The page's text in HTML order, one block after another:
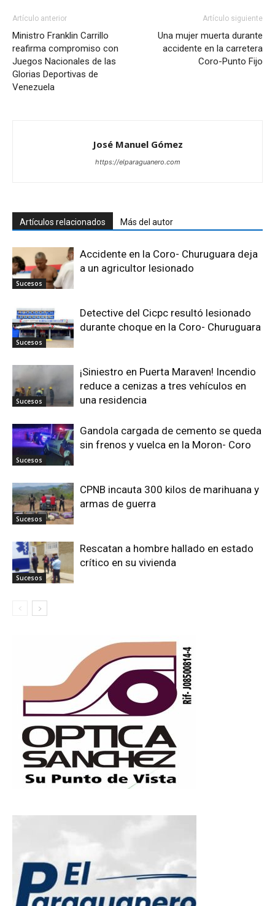
Artículo anterior
Ministro Franklin Carrillo
reafirma compromiso con
Juegos Nacionales de las
Glorias Deportivas de
Venezuela
Artículo siguiente
Una mujer muerta durante
accidente en la carretera
Coro-Punto Fijo
José Manuel Gómez
https://elparaguanero.com
Artículos relacionados Más del autor
Sucesos
Accidente en la Coro- Churuguara deja
a un agricultor lesionado
Sucesos
Detective del Cicpc resultó lesionado
durante choque en la Coro- Churuguara
Sucesos
¡Siniestro en Puerta Maraven! Incendio
reduce a cenizas a tres vehículos en
una residencia
Sucesos
Gandola cargada de cemento se queda
sin frenos y vuelca en la Moron- Coro
Sucesos
CPNB incauta 300 kilos de marihuana y
armas de guerra
Sucesos
Rescatan a hombre hallado en estado
crítico en su vivienda